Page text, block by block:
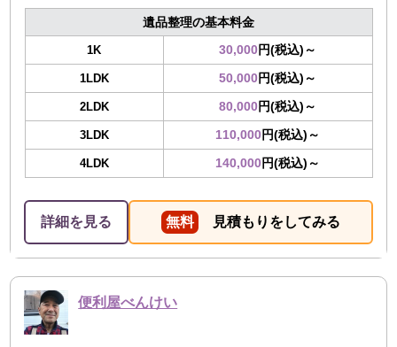
遺品整理の基本料金
1K 30,000円(税込)～
1LDK 50,000円(税込)～
2LDK 80,000円(税込)～
3LDK 110,000円(税込)～
4LDK 140,000円(税込)～
詳細を見る 無料 見積もりをしてみる
便利屋べんけい